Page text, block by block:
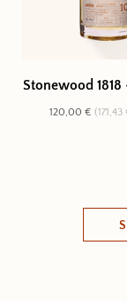
Stonewood 1818
120,00 €